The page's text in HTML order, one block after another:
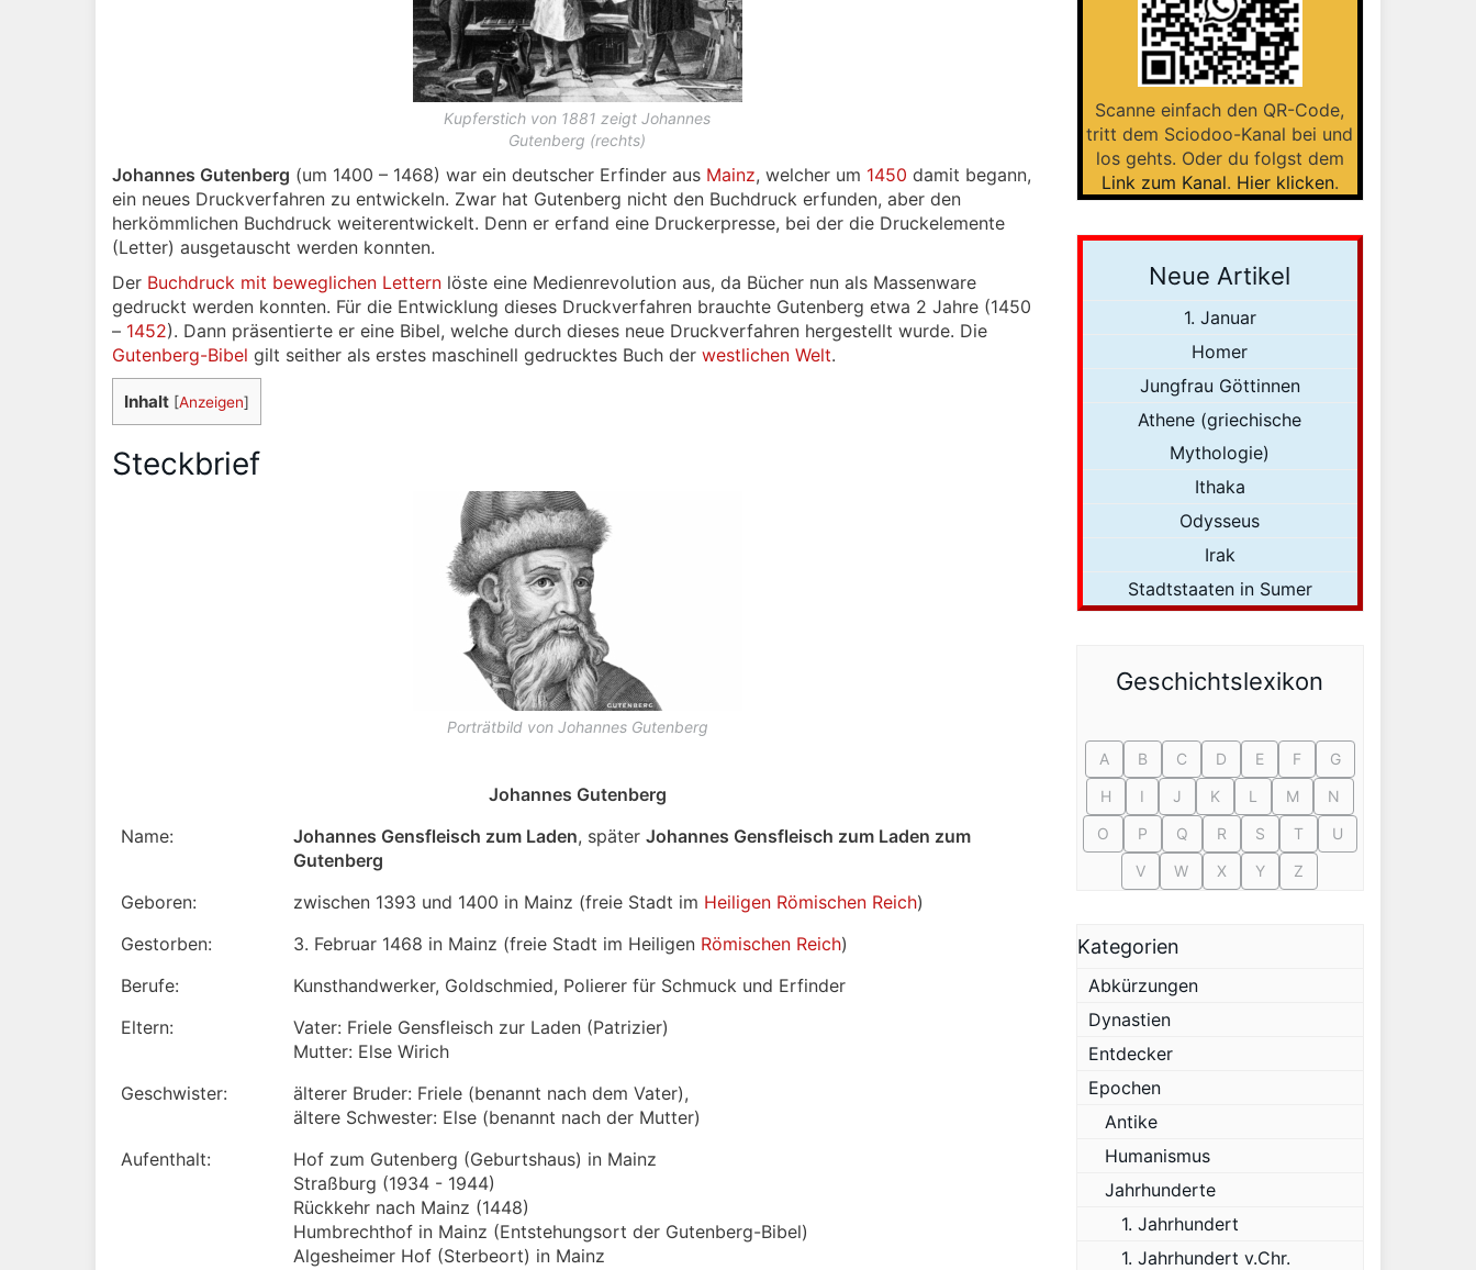
Kupferstich von 1881 zeigt Johannes
Gutenberg (rechts)
Johannes Gutenberg (um 1400 – 1468) war ein deutscher Erfinder aus Mainz, welcher um 1450 damit begann,
ein neues Druckverfahren zu entwickeln. Zwar hat Gutenberg nicht den Buchdruck erfunden, aber den
herkömmlichen Buchdruck weiterentwickelt. Denn er erfand eine Druckerpresse, bei der die Druckelemente
(Letter) ausgetauscht werden konnten.
Der Buchdruck mit beweglichen Lettern löste eine Medienrevolution aus, da Bücher nun als Massenware
gedruckt werden konnten. Für die Entwicklung dieses Druckverfahren brauchte Gutenberg etwa 2 Jahre (1450
– 1452). Dann präsentierte er eine Bibel, welche durch dieses neue Druckverfahren hergestellt wurde. Die
Gutenberg-Bibel gilt seither als erstes maschinell gedrucktes Buch der westlichen Welt.
Inhalt [Anzeigen]
Steckbrief
Porträtbild von Johannes Gutenberg
Johannes Gutenberg
Name:
Johannes Gensfleisch zum Laden, späterJohannes Gensfleisch zum Laden zum
Gutenberg
Geboren:
zwischen 1393 und 1400 in Mainz (freie Stadt im Heiligen Römischen Reich)
Gestorben:
3. Februar 1468 in Mainz (freie Stadt im Heiligen Römischen Reich)
Berufe:
Kunsthandwerker, Goldschmied, Polierer für Schmuck und Erfinder
Eltern:
Vater: Friele Gensfleisch zur Laden (Patrizier)
Mutter: Else Wirich
Geschwister:
älterer Bruder: Friele (benannt nach dem Vater),
ältere Schwester: Else (benannt nach der Mutter)
Aufenthalt:
Hof zum Gutenberg (Geburtshaus) in Mainz
Straßburg (1934 - 1944)
Rückkehr nach Mainz (1448)
Humbrechthof in Mainz (Entstehungsort der Gutenberg-Bibel)
Algesheimer Hof (Sterbeort) in Mainz
Scanne einfach den QR-Code,
tritt dem Sciodoo-Kanal bei und
los gehts. Oder du folgst dem
Link zum Kanal. Hier klicken.
Neue Artikel
1. Januar
Homer
Jungfrau Göttinnen
Athene (griechische
Mythologie)
Ithaka
Odysseus
Irak
Stadtstaaten in Sumer
Geschichtslexikon
A B C D E F
G
H
I J K L M
N
O
P Q R S T
U
V
W X Y Z
Kategorien
Abkürzungen
Dynastien
Entdecker
Epochen
Antike
Humanismus
Jahrhunderte
1. Jahrhundert
1. Jahrhundert v.Chr.